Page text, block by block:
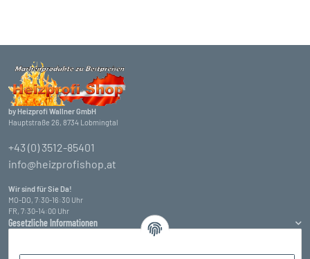
by Heizprofi Wallner GmbH
Hauptstraße 26, 8734 Lobmingtal
+43 (0) 3512-85401
info@heizprofishop.at
Wir sind für Sie Da!
MO-DO, 7:30-16:30 Uhr
FR, 7:30-14:00 Uhr
Gesetzliche Informationen
Informationen